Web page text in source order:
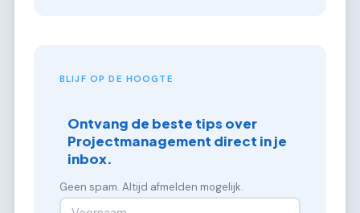
BLIJF OP DE HOOGTE
Ontvang de beste tips over
Projectmanagement direct in je
inbox.
Geen spam. Altijd afmelden mogelijk.